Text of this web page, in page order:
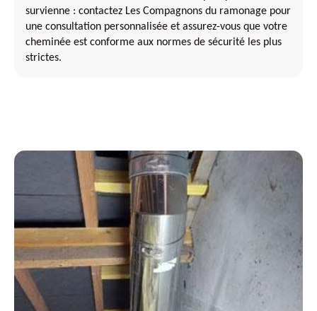
survienne : contactez Les Compagnons du ramonage pour
une consultation personnalisée et assurez-vous que votre
cheminée est conforme aux normes de sécurité les plus
strictes.